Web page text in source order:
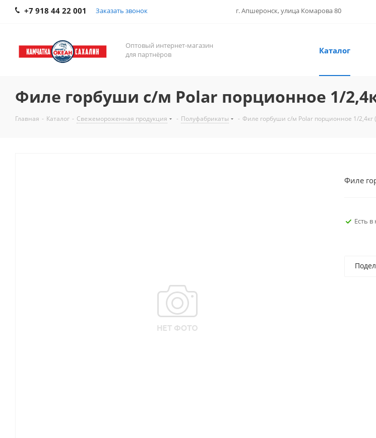
+7 918 44 22 001 Заказать звонок г. Апшеронск, улица Комарова 80
Оптовый интернет-магазин
для партнёров
Каталог
Филе горбуши с/м Polar порционное 1/
Главная - Каталог - Свежемороженная продукция - Полуфабрикаты - Филе горбуши с/м Polar порционное 1/2,4кг
Филе
Есть